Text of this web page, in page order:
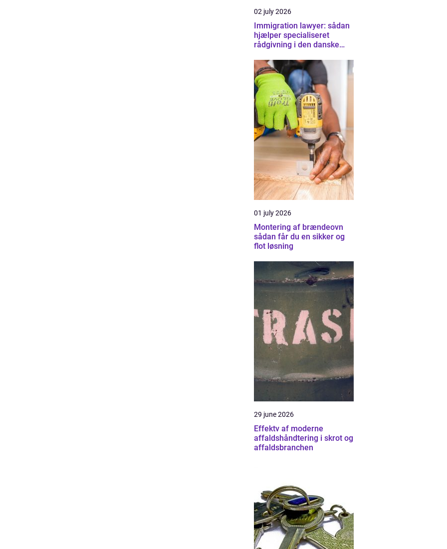
02 july 2026
Immigration lawyer: sådan
hjælper specialiseret
rådgivning i den danske
01 july 2026
Montering af brændeovn
sådan får du en sikker og
flot løsning
29 june 2026
Effektv af moderne
affaldshåndtering i skrot og
affaldsbranchen